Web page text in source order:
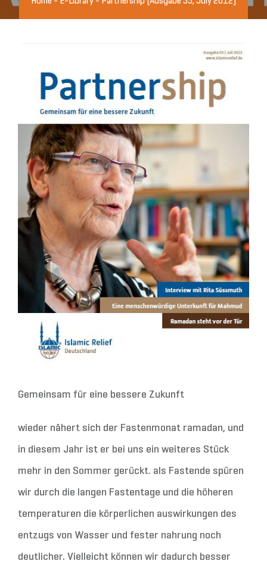
Gemeinsam für eine bessere Zukunft
wieder nähert sich der Fastenmonat ramadan, und
in diesem Jahr ist er bei uns ein weiteres Stück
mehr in den Sommer gerückt. als Fastende spüren
wir durch die langen Fastentage und die höheren
temperaturen die körperlichen auswirkungen des
entzugs von Wasser und fester nahrung noch
deutlicher. Vielleicht können wir dadurch besser